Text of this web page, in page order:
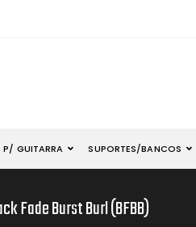
P/ GUITARRA SUPORTES/BANCOS
Fade Burst Burl (BFBB)